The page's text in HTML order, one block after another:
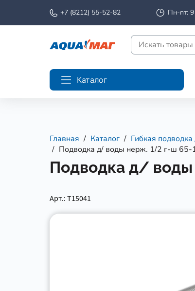
+7 (8212) 55-52-82 Пн-пт:
Каталог
Главная Каталог Гибкая
Подводка д/ воды нерж. 1/2 г-ш
Подводка д/
Арт.: Т15041